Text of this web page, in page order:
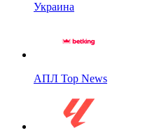
Украина
АПЛ Top News